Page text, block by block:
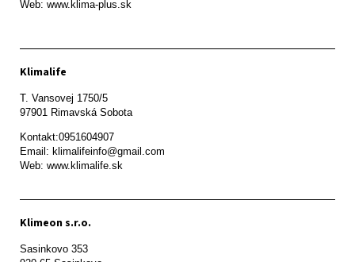
Klimalife
T. Vansovej 1750/5
97901 Rimavská Sobota
Kontakt:0951604907
Email: klimalifeinfo@gmail.com
Web: www.klimalife.sk
Klimeon s.r.o.
Sasinkovo 353